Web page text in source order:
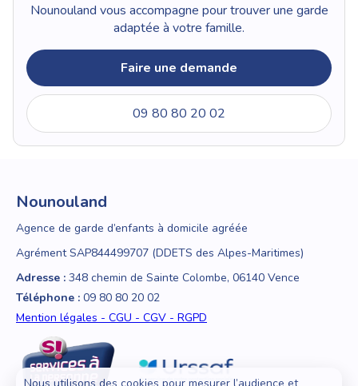
Nounouland vous accompagne pour trouver une garde
adaptée à votre famille.
Faire une demande
09 80 80 20 02
Nounouland
Agence de garde d’enfants à domicile agréée
Agrément SAP844499707 (DDETS des Alpes-Maritimes)
Adresse : 348 chemin de Sainte Colombe, 06140 Vence
Téléphone : 09 80 80 20 02
Mention légales - CGU - CGV - RGPD